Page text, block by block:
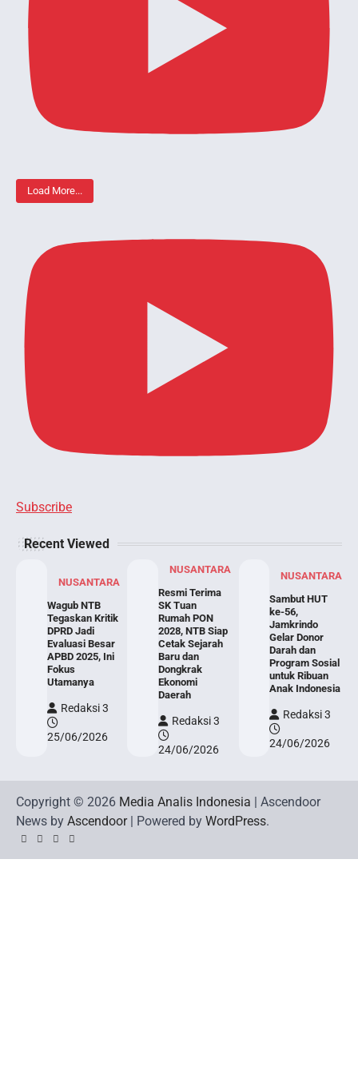
Load More...
Subscribe
Recent Viewed
NUSANTARA
Wagub NTB
Tegaskan Kritik
DPRD Jadi
Evaluasi Besar
APBD 2025, Ini
Fokus
Utamanya
Redaksi 3
25/06/2026
NUSANTARA
Resmi Terima
SK Tuan
Rumah PON
2028, NTB Siap
Cetak Sejarah
Baru dan
Dongkrak
Ekonomi
Daerah
Redaksi 3
24/06/2026
NUSANTARA
Sambut HUT
ke-56,
Jamkrindo
Gelar Donor
Darah dan
Program Sosial
untuk Ribuan
Anak Indonesia
Redaksi 3
24/06/2026
Copyright © 2026 Media Analis Indonesia | Ascendoor
News by Ascendoor| Powered by WordPress.
TwitterInstagram
YouTubeFacebook